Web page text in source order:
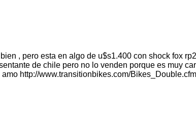
, pero esta en algo de u$s1.400 con shock fox
de chile pero no lo venden porque es muy
http://www.transitionbikes.com/Bikes_Double.cfm